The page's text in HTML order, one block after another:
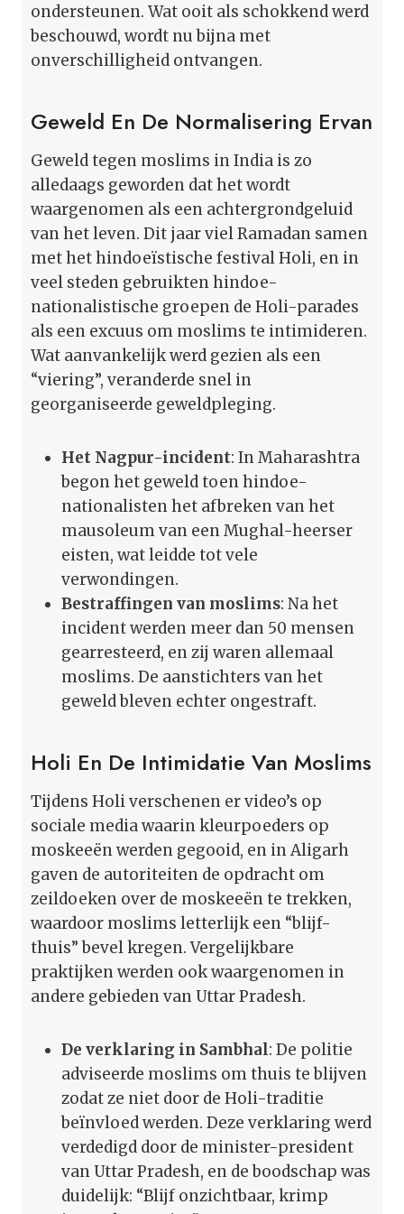
ondersteunen. Wat ooit als schokkend werd
beschouwd, wordt nu bijna met
onverschilligheid ontvangen.
Geweld En De Normalisering Ervan
Geweld tegen moslims in India is zo
alledaags geworden dat het wordt
waargenomen als een achtergrondgeluid
van het leven. Dit jaar viel Ramadan samen
met het hindoeïstische festival Holi, en in
veel steden gebruikten hindoe-
nationalistische groepen de Holi-parades
als een excuus om moslims te intimideren.
Wat aanvankelijk werd gezien als een
“viering”, veranderde snel in
georganiseerde geweldpleging.
Het Nagpur-incident: In Maharashtra
begon het geweld toen hindoe-
nationalisten het afbreken van het
mausoleum van een Mughal-heerser
eisten, wat leidde tot vele
verwondingen.
Bestraffingen van moslims: Na het
incident werden meer dan 50 mensen
gearresteerd, en zij waren allemaal
moslims. De aanstichters van het
geweld bleven echter ongestraft.
Holi En De Intimidatie Van Moslims
Tijdens Holi verschenen er video’s op
sociale media waarin kleurpoeders op
moskeeën werden gegooid, en in Aligarh
gaven de autoriteiten de opdracht om
zeildoeken over de moskeeën te trekken,
waardoor moslims letterlijk een “blijf-
thuis” bevel kregen. Vergelijkbare
praktijken werden ook waargenomen in
andere gebieden van Uttar Pradesh.
De verklaring in Sambhal: De politie
adviseerde moslims om thuis te blijven
zodat ze niet door de Holi-traditie
beïnvloed werden. Deze verklaring werd
verdedigd door de minister-president
van Uttar Pradesh, en de boodschap was
duidelijk: “Blijf onzichtbaar, krimp